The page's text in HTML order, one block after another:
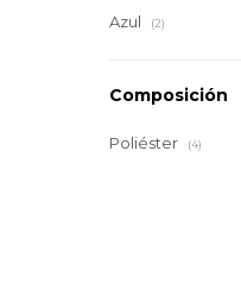
Azul (2)
Composición
Poliéster (4)